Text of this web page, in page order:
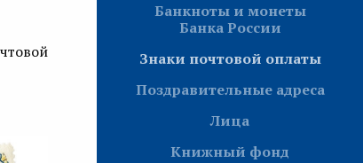
Банкноты и монеты
Банка России
Знаки почтовой оплаты
Поздравительные адреса
Лица
Книжный фонд